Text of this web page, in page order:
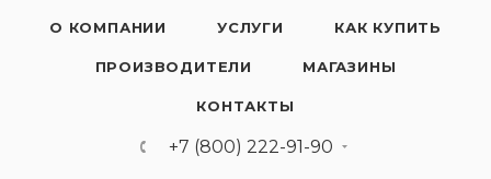
О КОМПАНИИ УСЛУГИ КАК КУПИТЬ
ПРОИЗВОДИТЕЛИ МАГАЗИНЫ
КОНТАКТЫ
+7 (800) 222-91-90